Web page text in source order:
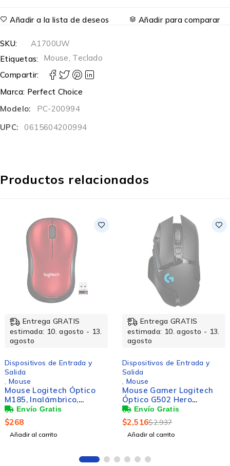
Añadir a la lista de deseos Añadir para comparar
SKU:
A1700UW
Etiquetas:
Mouse, Teclado
Compartir:
Marca: Perfect Choice
Modelo:
PC-200994
UPC:
0615604200994
Productos relacionados
Entrega GRATIS
estimada: 10. agosto - 13.
agosto
Dispositivos de Entrada y
Salida
Mouse
Mouse Logitech Óptico
M185, Inalámbrico,
1000DPI, Rojo/Negro
$268
Añadir al carrito
Entrega GRATIS
estimada: 10. agosto - 13.
agosto
Dispositivos de Entrada y
Salida
Mouse
Mouse Gamer Logitech
Óptico G502 Hero
Lightspeed, Inalámbrico,
USB, 16000DPI, Negro
$2,937
$2,516
Añadir al carrito